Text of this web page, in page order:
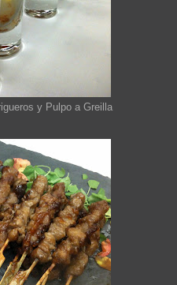
y Pulpo a Greilla